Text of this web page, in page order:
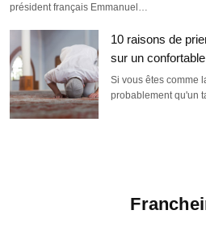
président français Emmanuel…
10 raisons de
sur un
Si vous êtes comme
probablement qu'un